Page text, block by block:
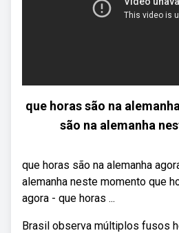
que horas são na
são na alemanha
que horas são na alemanha
alemanha neste momento que
agora - que horas ...
Brasil observa múltiplos fusos